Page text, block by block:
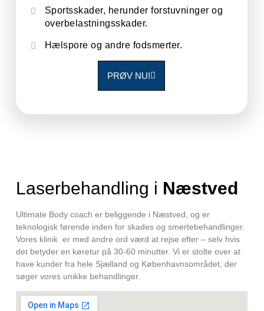
Sportsskader, herunder forstuvninger og
overbelastningsskader.
Hælspore og andre fodsmerter.
PRØV NU!
Laserbehandling i Næstved
Ultimate Body coach er beliggende i Næstved, og er
teknologisk førende inden for skades og smertebehandlinger.
Vores klinik er med andre ord værd at rejse efter – selv hvis
det betyder en køretur på 30-60 minutter. Vi er stolte over at
have kunder fra hele Sjælland og Københavnsområdet, der
søger vores unikke behandlinger.